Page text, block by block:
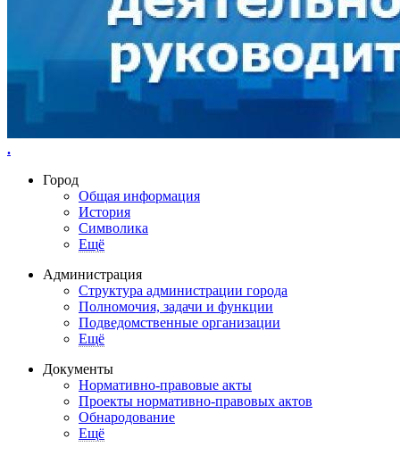
.
Город
Общая информация
История
Символика
Ещё
Администрация
Структура администрации города
Полномочия, задачи и функции
Подведомственные организации
Ещё
Документы
Нормативно-правовые акты
Проекты нормативно-правовых актов
Обнародование
Ещё